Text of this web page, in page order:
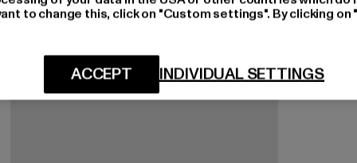
to change this, click on "Custom settings". By clicking
INDIVIDUAL SETTINGS
ACCEPT